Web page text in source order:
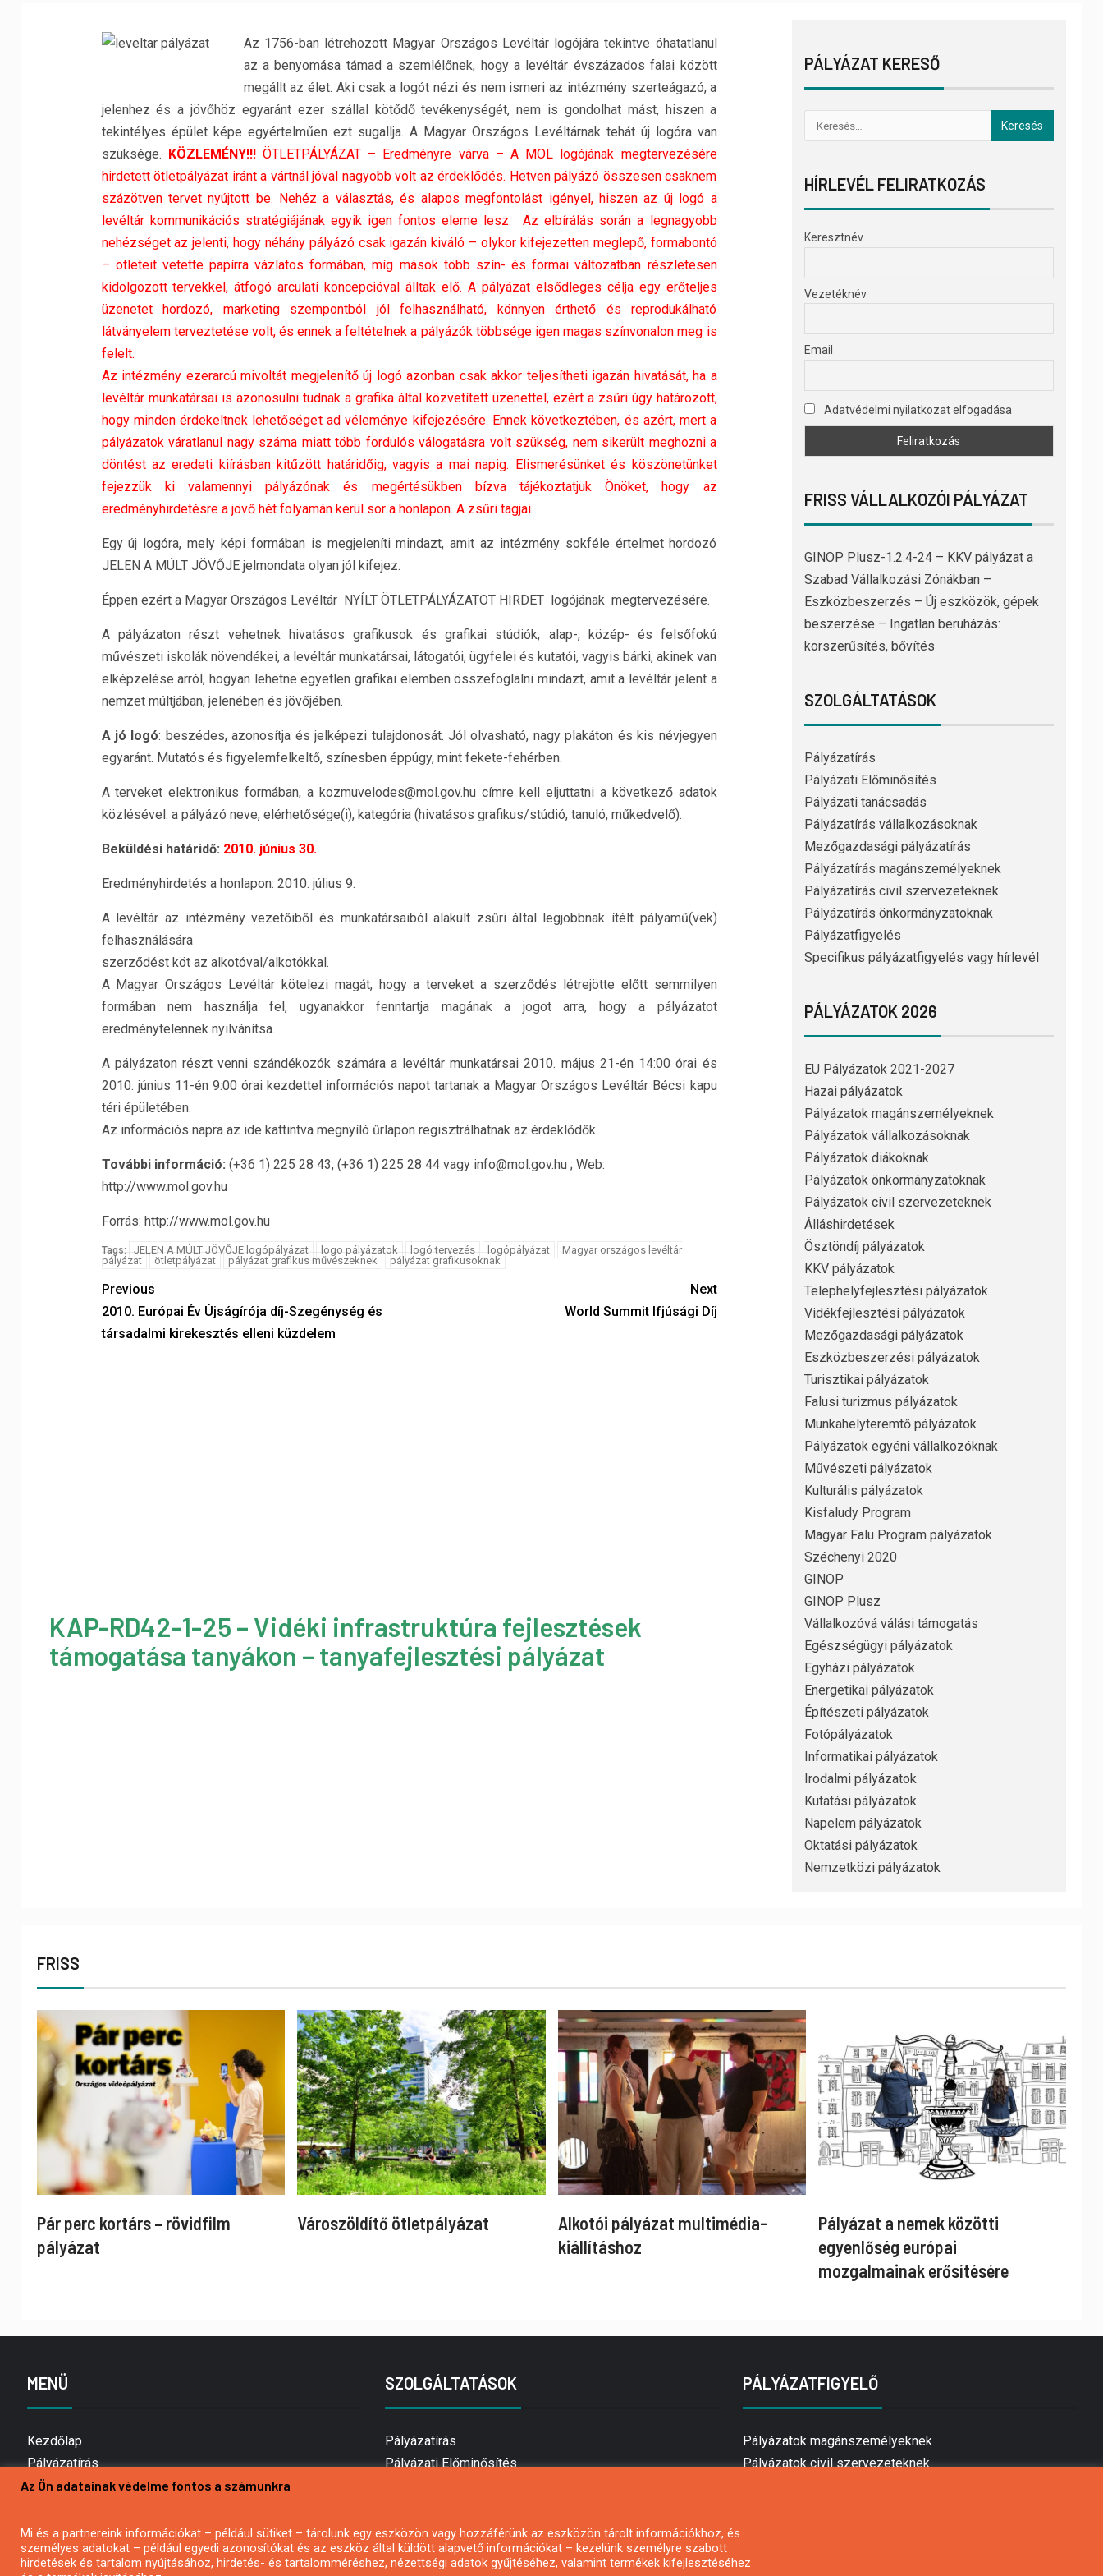
Az 1756-ban létrehozott Magyar Országos Levéltár logójára tekintve óhatatlanul
az a benyomása támad a szemlélőnek, hogy a levéltár évszázados falai között
megállt az élet. Aki csak a logót nézi és nem ismeri az intézmény szerteágazó, a
jelenhez és a jövőhöz egyaránt ezer szállal kötődő tevékenységét, nem is gondolhat mást, hiszen a
tekintélyes épület képe egyértelműen ezt sugallja. A Magyar Országos Levéltárnak tehát új logóra van
szüksége. KÖZLEMÉNY!!! ÖTLETPÁLYÁZAT – Eredményre várva – A MOL logójának megtervezésére
hirdetett ötletpályázat iránt a vártnál jóval nagyobb volt az érdeklődés. Hetven pályázó összesen csaknem
százötven tervet nyújtott be. Nehéz a választás, és alapos megfontolást igényel, hiszen az új logó a
levéltár kommunikációs stratégiájának egyik igen fontos eleme lesz. Az elbírálás során a legnagyobb
nehézséget az jelenti, hogy néhány pályázó csak igazán kiváló – olykor kifejezetten meglepő, formabontó
– ötleteit vetette papírra vázlatos formában, míg mások több szín- és formai változatban részletesen
kidolgozott tervekkel, átfogó arculati koncepcióval álltak elő. A pályázat elsődleges célja egy erőteljes
üzenetet hordozó, marketing szempontból jól felhasználható, könnyen érthető és reprodukálható
látványelem terveztetése volt, és ennek a feltételnek a pályázók többsége igen magas színvonalon meg is
felelt.
Az intézmény ezerarcú mivoltát megjelenítő új logó azonban csak akkor teljesítheti igazán hivatását, ha a
levéltár munkatársai is azonosulni tudnak a grafika által közvetített üzenettel, ezért a zsűri úgy határozott,
hogy minden érdekeltnek lehetőséget ad véleménye kifejezésére. Ennek következtében, és azért, mert a
pályázatok váratlanul nagy száma miatt több fordulós válogatásra volt szükség, nem sikerült meghozni a
döntést az eredeti kiírásban kitűzött határidőig, vagyis a mai napig. Elismerésünket és köszönetünket
fejezzük ki valamennyi pályázónak és megértésükben bízva tájékoztatjuk Önöket, hogy az
eredményhirdetésre a jövő hét folyamán kerül sor a honlapon. A zsűri tagjai
Egy új logóra, mely képi formában is megjeleníti mindazt, amit az intézmény sokféle értelmet hordozó
JELEN A MÚLT JÖVŐJE jelmondata olyan jól kifejez.
Éppen ezért a Magyar Országos Levéltár NYÍLT ÖTLETPÁLYÁZATOT HIRDET logójának megtervezésére.
A pályázaton részt vehetnek hivatásos grafikusok és grafikai stúdiók, alap-, közép- és felsőfokú
művészeti iskolák növendékei, a levéltár munkatársai, látogatói, ügyfelei és kutatói, vagyis bárki, akinek van
elképzelése arról, hogyan lehetne egyetlen grafikai elemben összefoglalni mindazt, amit a levéltár jelent a
nemzet múltjában, jelenében és jövőjében.
A jó logó: beszédes, azonosítja és jelképezi tulajdonosát. Jól olvasható, nagy plakáton és kis névjegyen
egyaránt. Mutatós és figyelemfelkeltő, színesben éppúgy, mint fekete-fehérben.
A terveket elektronikus formában, a kozmuvelodes@mol.gov.hu címre kell eljuttatni a következő adatok
közlésével: a pályázó neve, elérhetősége(i), kategória (hivatásos grafikus/stúdió, tanuló, műkedvelő).
Beküldési határidő: 2010. június 30.
Eredményhirdetés a honlapon: 2010. július 9.
A levéltár az intézmény vezetőiből és munkatársaiból alakult zsűri által legjobbnak ítélt pályamű(vek)
felhasználására
szerződést köt az alkotóval/alkotókkal.
A Magyar Országos Levéltár kötelezi magát, hogy a terveket a szerződés létrejötte előtt semmilyen
formában nem használja fel, ugyanakkor fenntartja magának a jogot arra, hogy a pályázatot
eredménytelennek nyilvánítsa.
A pályázaton részt venni szándékozók számára a levéltár munkatársai 2010. május 21-én 14:00 órai és
2010. június 11-én 9:00 órai kezdettel információs napot tartanak a Magyar Országos Levéltár Bécsi kapu
téri épületében.
Az információs napra az ide kattintva megnyíló űrlapon regisztrálhatnak az érdeklődők.
További információ: (+36 1) 225 28 43, (+36 1) 225 28 44 vagy info@mol.gov.hu ; Web:
http://www.mol.gov.hu
Forrás: http://www.mol.gov.hu
Tags: JELEN A MÚLT JÖVŐJE logópályázat logo pályázatok logó tervezés logópályázat
Magyar országos levéltár
pályázat
ötletpályázat pályázat grafikus művészeknek pályázat grafikusoknak
Previous
2010. Európai Év Újságírója díj-Szegénység és
társadalmi kirekesztés elleni küzdelem
Next
World Summit Ifjúsági Díj
KAP-RD42-1-25 – Vidéki infrastruktúra fejlesztések
támogatása tanyákon – tanyafejlesztési pályázat
PÁLYÁZAT KERESŐ
HÍRLEVÉL FELIRATKOZÁS
Keresztnév
Vezetéknév
Email
Adatvédelmi nyilatkozat elfogadása
FRISS VÁLLALKOZÓI PÁLYÁZAT
GINOP Plusz-1.2.4-24 – KKV pályázat a
Szabad Vállalkozási Zónákban –
Eszközbeszerzés – Új eszközök, gépek
beszerzése – Ingatlan beruházás:
korszerűsítés, bővítés
SZOLGÁLTATÁSOK
Pályázatírás
Pályázati Előminősítés
Pályázati tanácsadás
Pályázatírás vállalkozásoknak
Mezőgazdasági pályázatírás
Pályázatírás magánszemélyeknek
Pályázatírás civil szervezeteknek
Pályázatírás önkormányzatoknak
Pályázatfigyelés
Specifikus pályázatfigyelés vagy hírlevél
PÁLYÁZATOK 2026
EU Pályázatok 2021-2027
Hazai pályázatok
Pályázatok magánszemélyeknek
Pályázatok vállalkozásoknak
Pályázatok diákoknak
Pályázatok önkormányzatoknak
Pályázatok civil szervezeteknek
Álláshirdetések
Ösztöndíj pályázatok
KKV pályázatok
Telephelyfejlesztési pályázatok
Vidékfejlesztési pályázatok
Mezőgazdasági pályázatok
Eszközbeszerzési pályázatok
Turisztikai pályázatok
Falusi turizmus pályázatok
Munkahelyteremtő pályázatok
Pályázatok egyéni vállalkozóknak
Művészeti pályázatok
Kulturális pályázatok
Kisfaludy Program
Magyar Falu Program pályázatok
Széchenyi 2020
GINOP
GINOP Plusz
Vállalkozóvá válási támogatás
Egészségügyi pályázatok
Egyházi pályázatok
Energetikai pályázatok
Építészeti pályázatok
Fotópályázatok
Informatikai pályázatok
Irodalmi pályázatok
Kutatási pályázatok
Napelem pályázatok
Oktatási pályázatok
Nemzetközi pályázatok
FRISS
Pár perc kortárs – rövidfilm
pályázat
Városzöldítő ötletpályázat
Alkotói pályázat multimédia-
kiállításhoz
Pályázat a nemek közötti
egyenlőség európai
mozgalmainak erősítésére
MENÜ
Kezdőlap
Pályázatírás
Bemutatkozás
Hírlevél feliratkozás
Impresszum
SZOLGÁLTATÁSOK
Pályázatírás
Pályázati Előminősítés
Mezőgazdasági pályázatírás
Pályázatírás magánszemélyeknek
PÁLYÁZATFIGYELŐ
Pályázatok magánszemélyeknek
Pályázatok civil szervezeteknek
Az Ön adatainak védelme fontos a számunkra
Mi és a partnereink információkat – például sütiket – tárolunk egy eszközön vagy hozzáférünk az eszközön tárolt információkhoz, és
személyes adatokat – például egyedi azonosítókat és az eszköz által küldött alapvető információkat – kezelünk személyre szabott
hirdetések és tartalom nyújtásához, hirdetés- és tartalomméréshez, nézettségi adatok gyűjtéséhez, valamint termékek kifejlesztéséhez